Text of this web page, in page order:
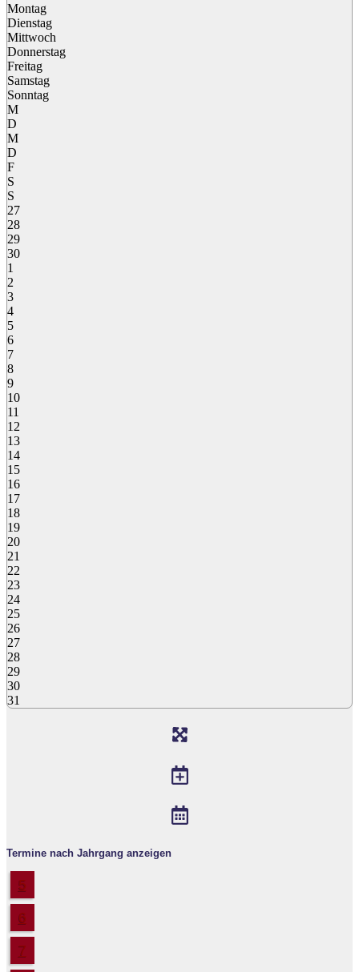
Montag
Dienstag
Mittwoch
Donnerstag
Freitag
Samstag
Sonntag
M
D
M
D
F
S
S
27
28
29
30
1
2
3
4
5
6
7
8
9
10
11
12
13
14
15
16
17
18
19
20
21
22
23
24
25
26
27
28
29
30
31
Termine nach Jahrgang anzeigen
5
6
7